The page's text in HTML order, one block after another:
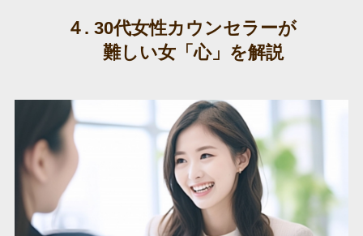
４. 30代女性カウンセラーが
難しい女「心」を解説